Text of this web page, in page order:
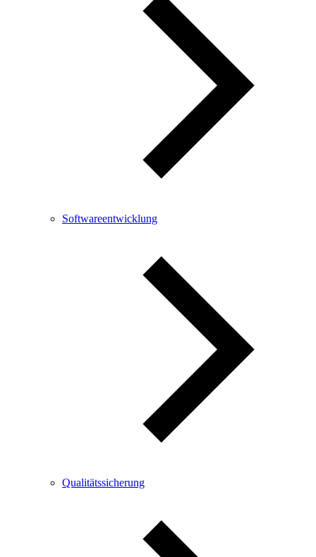
Softwareentwicklung
Qualitätssicherung